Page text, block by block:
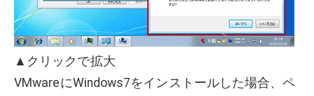
▲クリックで拡大
VMwareにWindows7をインストールした場合、ペ